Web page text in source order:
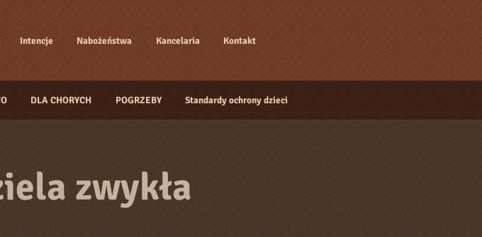
Intencje Nabożeństwa Kancelaria Kontakt
DLA CHORYCH POGRZEBY Standardy ochrony dzieci
zwykła